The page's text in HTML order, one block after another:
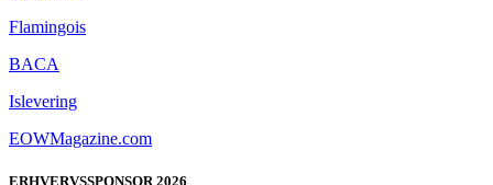
Flamingois
BACA
Islevering
EOWMagazine.com
ERHVERVSSPONSOR 2026